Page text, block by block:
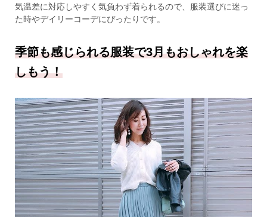
気温差に対応しやすく気負わず着られるので、服装選びに迷っ
た時やデイリーコーデにぴったりです。
季節も感じられる服装で3月もおしゃれを楽
しもう！